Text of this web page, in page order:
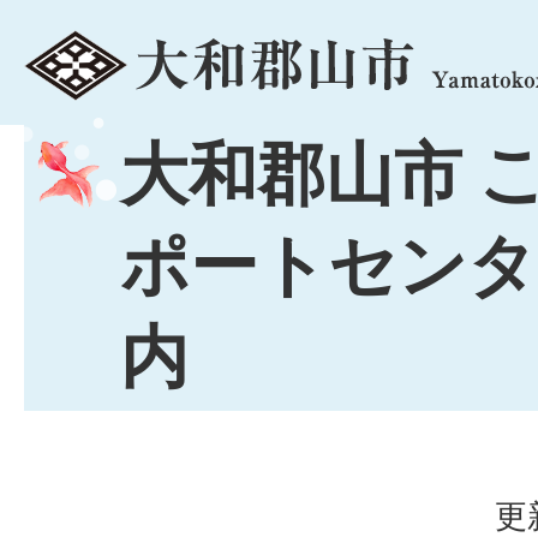
menu
大和郡山市
ポートセン
内
更